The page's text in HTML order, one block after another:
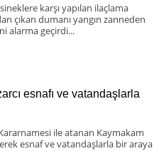
karşı yapılan ilaçlama
çıkan dumanı yangın zanneden
alarma geçirdi...
esnafı ve vatandaşlarla
Kararnamesi ile atanan Kaymakam
esnaf ve vatandaşlarla bir araya